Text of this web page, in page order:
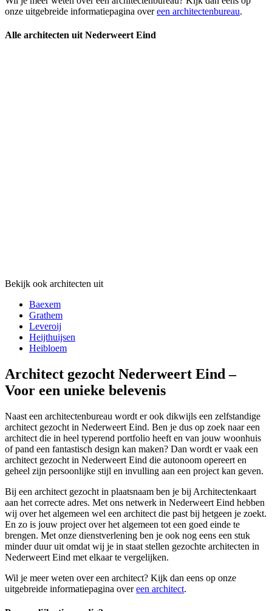
onze uitgebreide informatiepagina overeen architectenbureau.
Alle architecten uit Nederweert Eind
Bekijk ook architecten uit
Baexem
Grathem
Leveroij
Heijthuijsen
Heibloem
Architect gezocht Nederweert Eind –
Voor een unieke belevenis
Naast een architectenbureau wordt er ook dikwijls een zelfstandige
architect gezocht in Nederweert Eind. Ben je dus op zoek naar een
architect die in heel typerend portfolio heeft en van jouw woonhuis
of pand een fantastisch design kan maken? Dan wordt er vaak een
architect gezocht in Nederweert Eind die autonoom opereert en
geheel zijn persoonlijke stijl en invulling aan een project kan geven.
Bij een architect gezocht in plaatsnaam ben je bij Architectenkaart
aan het correcte adres. Met ons netwerk in Nederweert Eind hebben
wij over het algemeen wel een architect die past bij hetgeen je zoekt.
En zo is jouw project over het algemeen tot een goed einde te
brengen. Met onze dienstverlening ben je ook nog eens een stuk
minder duur uit omdat wij je in staat stellen gezochte architecten in
Nederweert Eind met elkaar te vergelijken.
Wil je meer weten over een architect? Kijk dan eens op onze
uitgebreide informatiepagina overeen architect.